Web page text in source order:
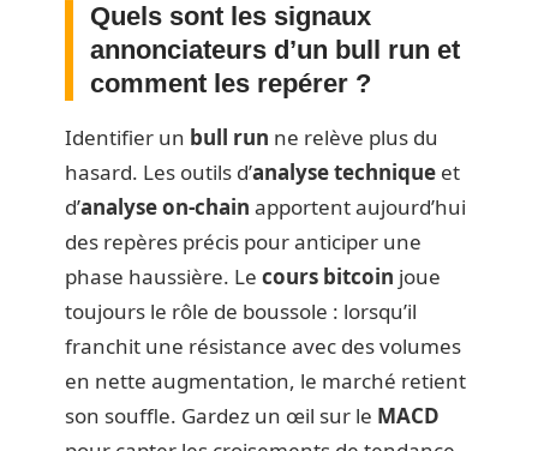
Quels sont les signaux
annonciateurs d’un bull run et
comment les repérer ?
Identifier un bull run ne relève plus du
hasard. Les outils d’analyse technique et
d’analyse on-chain apportent aujourd’hui
des repères précis pour anticiper une
phase haussière. Le cours bitcoin joue
toujours le rôle de boussole : lorsqu’il
franchit une résistance avec des volumes
en nette augmentation, le marché retient
son souffle. Gardez un œil sur le MACD